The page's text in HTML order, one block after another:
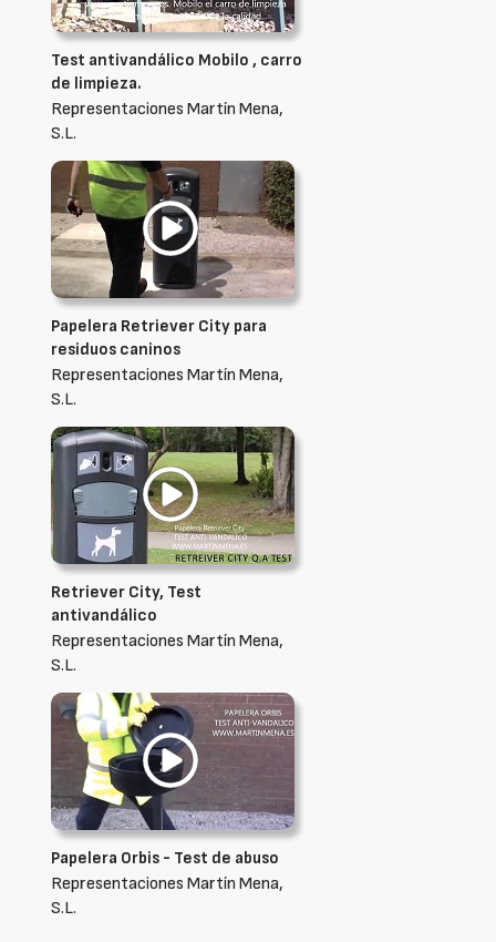
Test antivandálico Mobilo , carro
de limpieza.
Representaciones Martín Mena,
S.L.
Papelera Retriever City para
residuos caninos
Representaciones Martín Mena,
S.L.
Retriever City, Test
antivandálico
Representaciones Martín Mena,
S.L.
Papelera Orbis - Test de abuso
Representaciones Martín Mena,
S.L.